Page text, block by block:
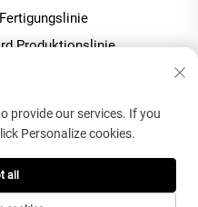
Produktionslinie
provide our services. If you
Personalize cookies.
all